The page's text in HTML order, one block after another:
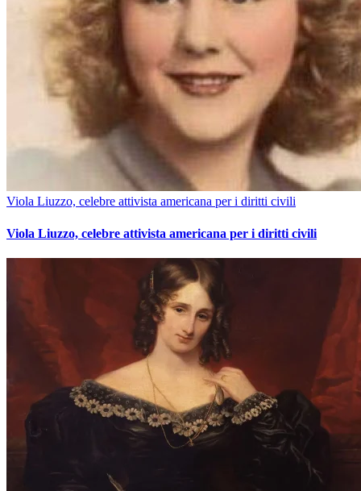
Viola Liuzzo, celebre attivista americana per i diritti civili
Viola Liuzzo, celebre attivista americana per i diritti civili